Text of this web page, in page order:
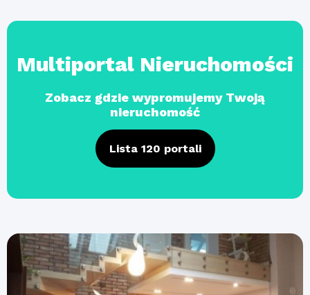
Multiportal Nieruchomości
Zobacz gdzie wypromujemy Twoją
nieruchomość
Lista 120 portali